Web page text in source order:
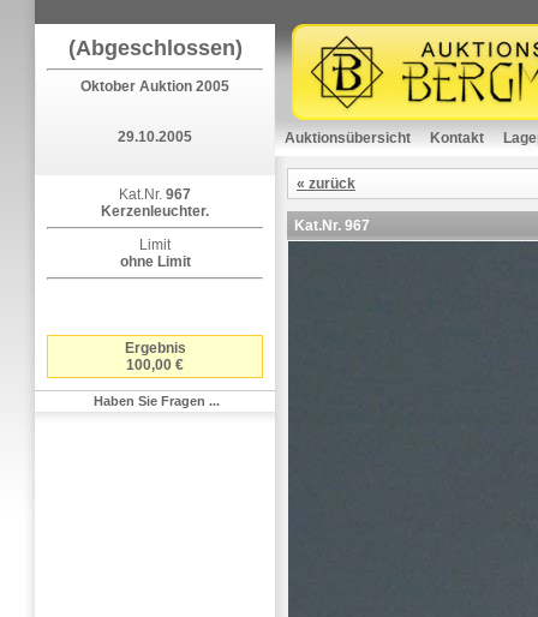
(Abgeschlossen)
Oktober Auktion 2005
29.10.2005
Kat.Nr. 967
Kerzenleuchter.
Limit
ohne Limit
Ergebnis
100,00 €
Haben Sie Fragen ...
Auktionsübersicht Kontakt
« zurück
Kat.Nr. 967